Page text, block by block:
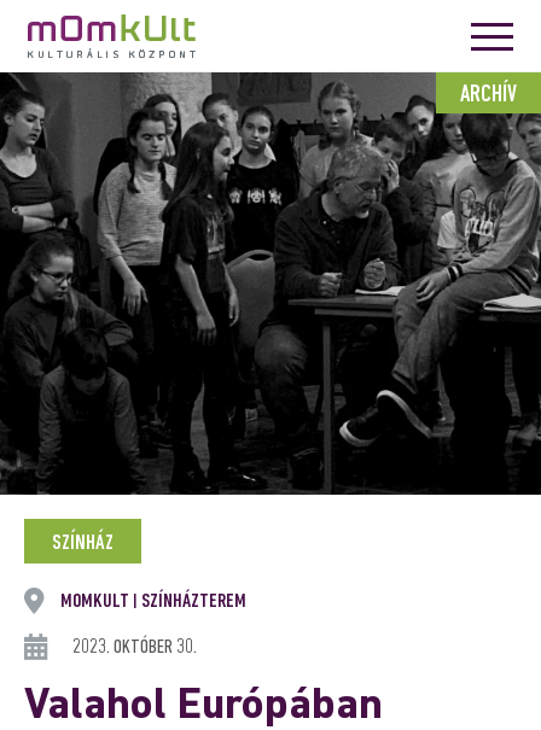
ARCHÍV
SZÍNHÁZ
MOMKULT SZÍNHÁZTEREM
2023. OKTÓBER 30.
Valahol Európában